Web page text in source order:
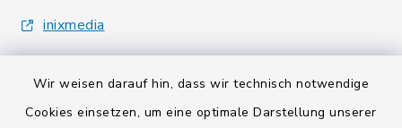
Wir weisen darauf hin, dass wir technisch notwendige
Cookies einsetzen, um eine optimale Darstellung unserer
inixmedia